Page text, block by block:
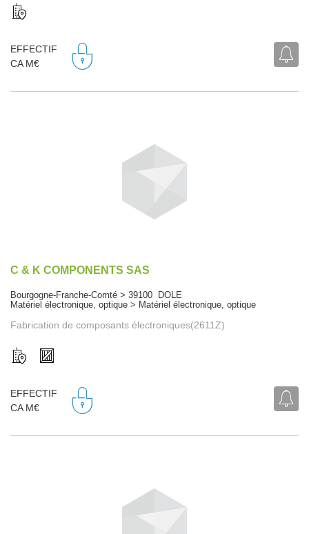
EFFECTIF
CA M€
C & K COMPONENTS SAS
Bourgogne-Franche-Comté > 39100 DOLE
Matériel électronique, optique > Matériel électronique, optique
Fabrication de composants électroniques(2611Z)
EFFECTIF
CA M€